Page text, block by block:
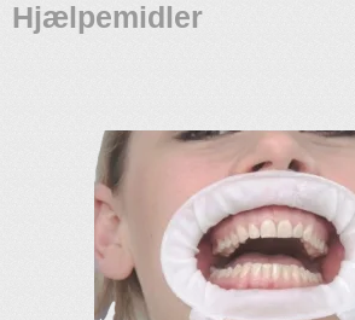
Hjælpemidler